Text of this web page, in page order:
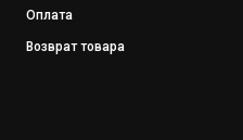
Оплата
Возврат товара